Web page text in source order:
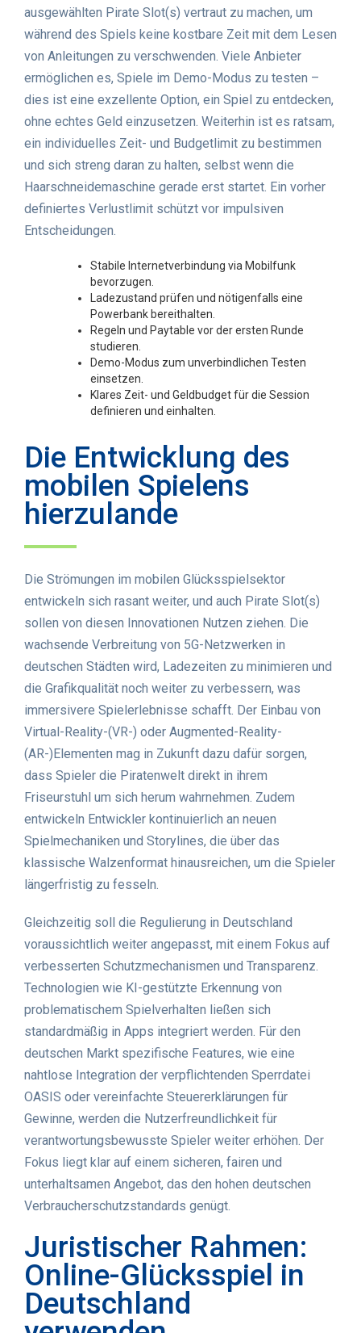
ausgewählten Pirate Slot(s) vertraut zu machen, um
während des Spiels keine kostbare Zeit mit dem Lesen
von Anleitungen zu verschwenden. Viele Anbieter
ermöglichen es, Spiele im Demo-Modus zu testen –
dies ist eine exzellente Option, ein Spiel zu entdecken,
ohne echtes Geld einzusetzen. Weiterhin ist es ratsam,
ein individuelles Zeit- und Budgetlimit zu bestimmen
und sich streng daran zu halten, selbst wenn die
Haarschneidemaschine gerade erst startet. Ein vorher
definiertes Verlustlimit schützt vor impulsiven
Entscheidungen.
Stabile Internetverbindung via Mobilfunk
bevorzugen.
Ladezustand prüfen und nötigenfalls eine
Powerbank bereithalten.
Regeln und Paytable vor der ersten Runde
studieren.
Demo-Modus zum unverbindlichen Testen
einsetzen.
Klares Zeit- und Geldbudget für die Session
definieren und einhalten.
Die Entwicklung des
mobilen Spielens
hierzulande
Die Strömungen im mobilen Glücksspielsektor
entwickeln sich rasant weiter, und auch Pirate Slot(s)
sollen von diesen Innovationen Nutzen ziehen. Die
wachsende Verbreitung von 5G-Netzwerken in
deutschen Städten wird, Ladezeiten zu minimieren und
die Grafikqualität noch weiter zu verbessern, was
immersivere Spielerlebnisse schafft. Der Einbau von
Virtual-Reality-(VR-) oder Augmented-Reality-
(AR-)Elementen mag in Zukunft dazu dafür sorgen,
dass Spieler die Piratenwelt direkt in ihrem
Friseurstuhl um sich herum wahrnehmen. Zudem
entwickeln Entwickler kontinuierlich an neuen
Spielmechaniken und Storylines, die über das
klassische Walzenformat hinausreichen, um die Spieler
längerfristig zu fesseln.
Gleichzeitig soll die Regulierung in Deutschland
voraussichtlich weiter angepasst, mit einem Fokus auf
verbesserten Schutzmechanismen und Transparenz.
Technologien wie KI-gestützte Erkennung von
problematischem Spielverhalten ließen sich
standardmäßig in Apps integriert werden. Für den
deutschen Markt spezifische Features, wie eine
nahtlose Integration der verpflichtenden Sperrdatei
OASIS oder vereinfachte Steuererklärungen für
Gewinne, werden die Nutzerfreundlichkeit für
verantwortungsbewusste Spieler weiter erhöhen. Der
Fokus liegt klar auf einem sicheren, fairen und
unterhaltsamen Angebot, das den hohen deutschen
Verbraucherschutzstandards genügt.
Juristischer Rahmen:
Online-Glücksspiel in
Deutschland